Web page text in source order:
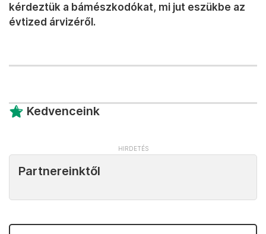
kérdeztük a bámészkodókat, mi jut eszükbe az
évtized árvizéről.
Kedvenceink
Partnereinktől